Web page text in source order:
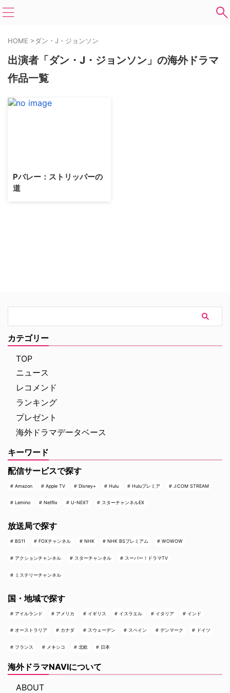
HOME >ダン・J・ジョンソン
出演者「ダン・J・ジョンソン」の海外ドラマ
作品一覧
Pバレー：ストリッパーの
道
カテゴリー
TOP
ニュース
レコメンド
ランキング
プレゼント
海外ドラマデータベース
キーワード
配信サービスで探す
Amazon Apple TV Disney+ Hulu Huluプレミア J:COM STREAM
Lemino Netflix U-NEXT スターチャンネルEX
放送局で探す
BS11 FOXチャンネル NHK NHK BSプレミアム WOWOW
アクションチャンネル スターチャンネル スーパー！ドラマTV
ミステリーチャンネル
国・地域で探す
アイルランド アメリカ イギリス イスラエル イタリア インド
オーストラリア カナダ スウェーデン スペイン デンマーク ドイツ
フランス メキシコ 北欧 日本
海外ドラマNAVIについて
ABOUT